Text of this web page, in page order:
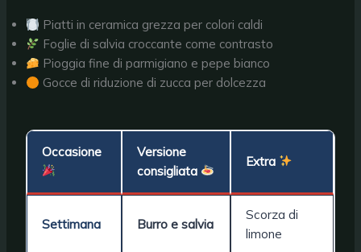
Piatti in ceramica grezza per colori caldi
Foglie di salvia croccante come contrasto
Pioggia fine di parmigiano e pepe bianco
Gocce di riduzione di zucca per dolcezza
Occasione
Versione
consigliata
Extra
Settimana Burro e salvia
Scorza di
limone